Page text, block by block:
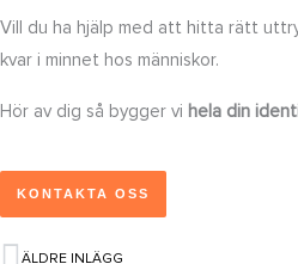
Vill du ha hjälp med att hitta rätt
kvar i minnet hos människor.
Hör av dig så bygger vi hela din
KONTAKTA OSS
ÄLDRE INLÄGG